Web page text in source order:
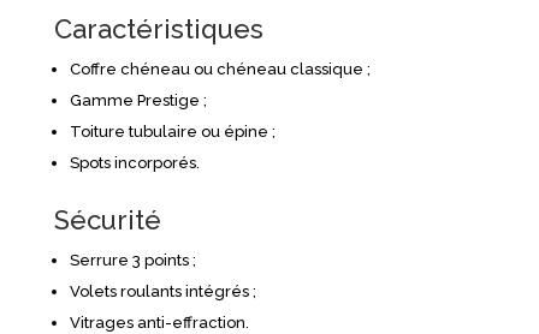
Caractéristiques
Coffre chéneau ou chéneau classique ;
Gamme Prestige ;
Toiture tubulaire ou épine ;
Spots incorporés.
Sécurité
Serrure 3 points ;
Volets roulants intégrés ;
Vitrages anti-effraction.